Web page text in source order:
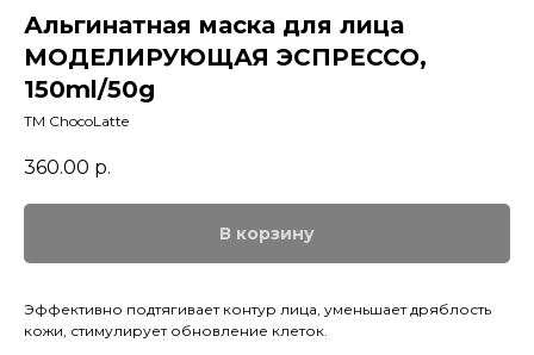
Альгинатная маска для лица
МОДЕЛИРУЮЩАЯ ЭСПРЕССО,
150ml/50g
TM ChocoLatte
360.00 р.
В корзину
Эффективно подтягивает контур лица, уменьшает дряблость
кожи, стимулирует обновление клеток.